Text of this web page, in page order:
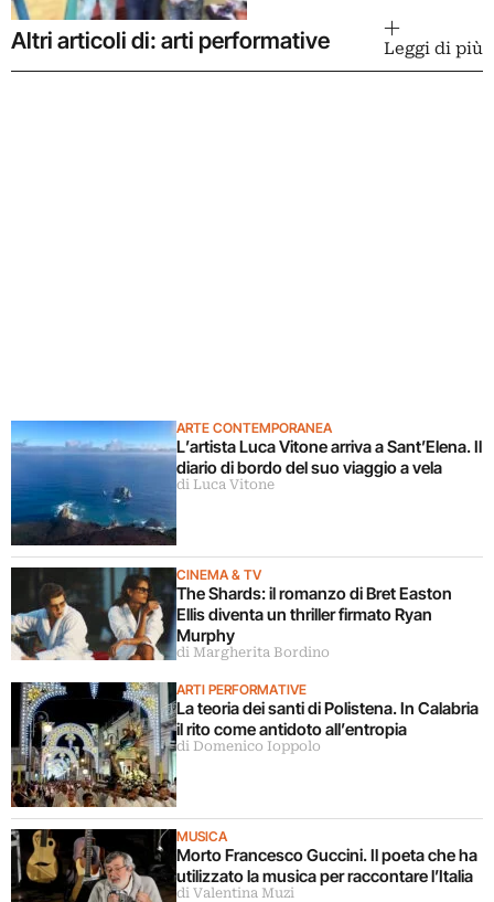
Altri articoli di: arti performative Leggi di più
ARTE CONTEMPORANEA
L’artista Luca Vitone arriva a Sant’Elena. Il
diario di bordo del suo viaggio a vela
di Luca Vitone
CINEMA & TV
The Shards: il romanzo di Bret Easton
Ellis diventa un thriller firmato Ryan
Murphy
di Margherita Bordino
ARTI PERFORMATIVE
La teoria dei santi di Polistena. In Calabria
il rito come antidoto all’entropia
di Domenico Ioppolo
MUSICA
Morto Francesco Guccini. Il poeta che ha
utilizzato la musica per raccontare l’Italia
di Valentina Muzi